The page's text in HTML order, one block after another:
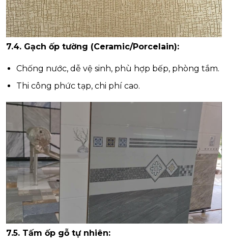
7.4. Gạch ốp tường (Ceramic/Porcelain):
Chống nước, dễ vệ sinh, phù hợp bếp, phòng tắm.
Thi công phức tạp, chi phí cao.
7.5. Tấm ốp gỗ tự nhiên: